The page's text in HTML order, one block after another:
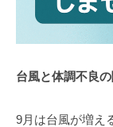
台風と体調不良
9月は台風が増え